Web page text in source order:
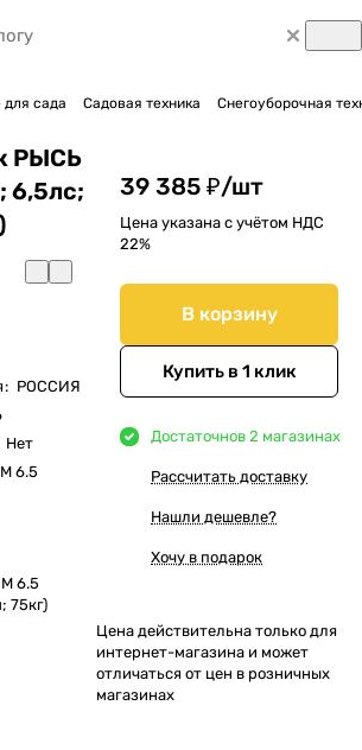
для сада Садовая техника Снегоуборочная
РЫСЬ
6,5лс;
: РОССИЯ
Нет
6.5
6.5
75кг)
39 385 ₽/шт
Цена указана с учётом НДС
22%
В корзину
Купить в 1 клик
Достаточнов 2 магазинах
Рассчитать доставку
Нашли дешевле?
Хочу в подарок
Цена действительна только для
интернет-магазина и может
отличаться от цен в розничных
магазинах